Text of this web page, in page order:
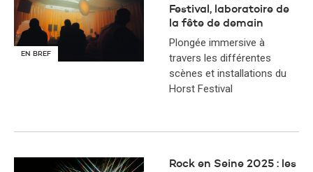
EN BREF
Festival, laboratoire de
la fête de demain
Plongée immersive à
travers les différentes
scènes et installations du
Horst Festival
Rock en Seine 2025 : les